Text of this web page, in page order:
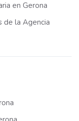
en Gerona
de la Agencia